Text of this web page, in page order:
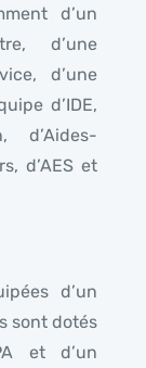
d’un
d’une
d’une
d’IDE,
d’Aides-
d’AES et
d’un
sont dotés
et d’un